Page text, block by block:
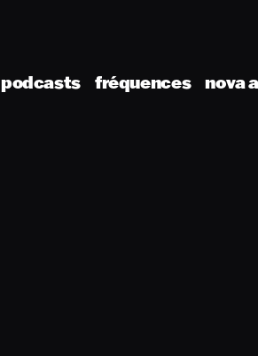
podcasts fréquences nova